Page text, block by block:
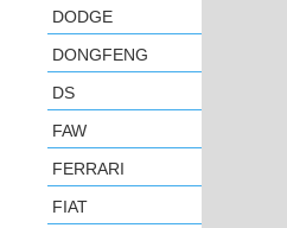
DODGE
DONGFENG
DS
FAW
FERRARI
FIAT